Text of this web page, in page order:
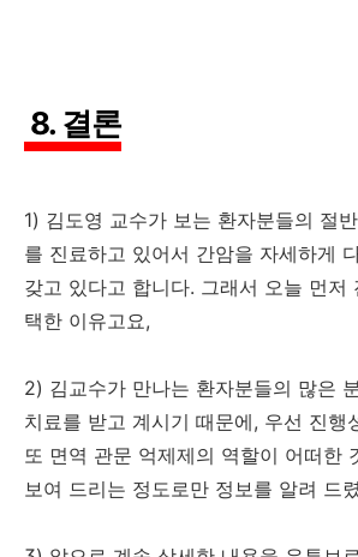
8. 결론
1) 김도영 교수가 보는 환자분들의 절
를 진료하고 있어서 간암을 자세하게
갖고 있다고 합니다. 그래서 오늘 먼저
택한 이유고요,
2) 김교수가 만나는 환자분들의 많은
치료를 받고 계시기 때문에, 우선 진행
또 면역 관문 억제제의 역할이 어떠한
보여 드리는 정도로만 정보를 알려 드